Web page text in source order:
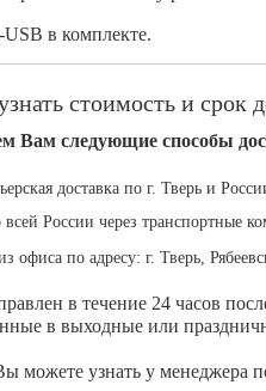
в комплекте.
стоимость и срок
Вам следующие способы
доставка по г. Тверь и
всей России через транспортные
офиса по адресу: г. Тверь,
в течение 24 часов
в выходные или
можете узнать у менеджера